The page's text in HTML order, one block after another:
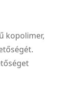
kopolimer,